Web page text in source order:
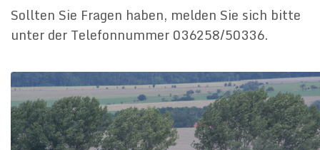
Sollten Sie Fragen haben, melden Sie sich bitte
unter der Telefonnummer 036258/50336.